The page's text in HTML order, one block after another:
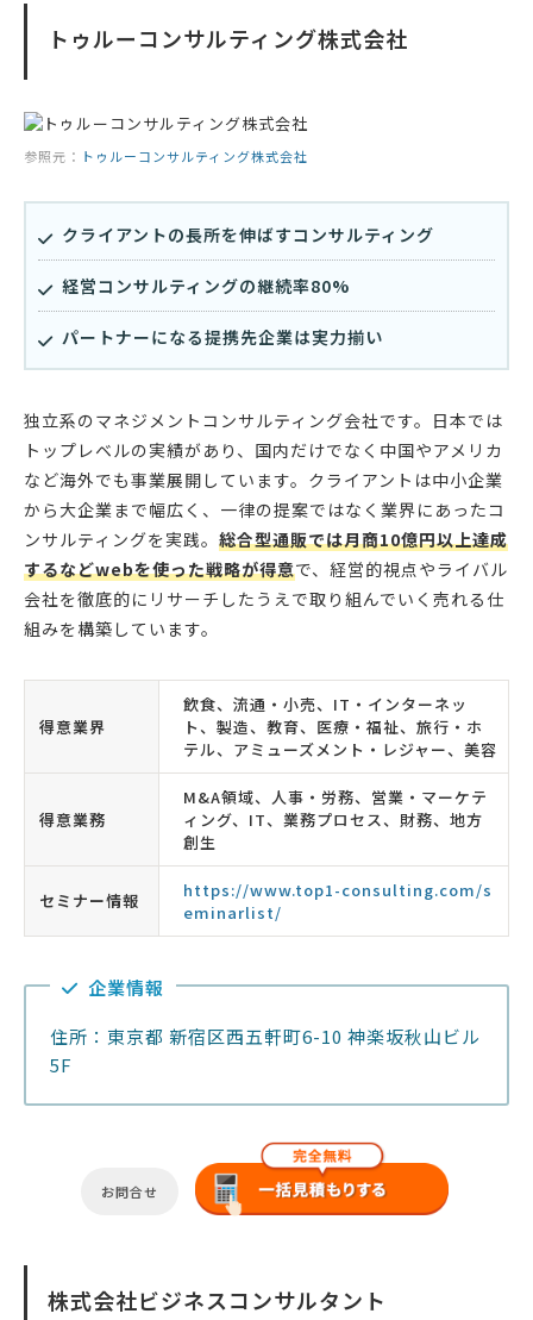
トゥルーコンサルティング株式会社
参照元： トゥルーコンサルティング株式会社
クライアントの長所を伸ばすコンサルティング
経営コンサルティングの継続率80%
パートナーになる提携先企業は実力揃い
独立系のマネジメントコンサルティング会社です。日本では
トップレベルの実績があり、国内だけでなく中国やアメリカ
など海外でも事業展開しています。クライアントは中小企業
から大企業まで幅広く、一律の提案ではなく業界にあったコ
ンサルティングを実践。 総合型通販では月商10億円以上達成
するなどwebを使った戦略が得意で、経営的視点やライバル
会社を徹底的にリサーチしたうえで取り組んでいく売れる仕
組みを構築しています。
得意業界
飲食、流通・小売、IT・インターネッ
ト、製造、教育、医療・福祉、旅行・ホ
テル、アミューズメント・レジャー、美容
得意業務
M&A領域、人事・労務、営業・マーケテ
ィング、IT、業務プロセス、財務、地方
創生
セミナー情報
https://www.top1-consulting.com/s
eminarlist/
企業情報
住所：東京都 新宿区西五軒町6-10 神楽坂秋山ビル
5F
お問合せ
株式会社ビジネスコンサルタント